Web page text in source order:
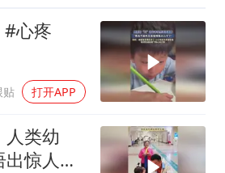
心疼
贴 打开APP
人类幼
惊人：